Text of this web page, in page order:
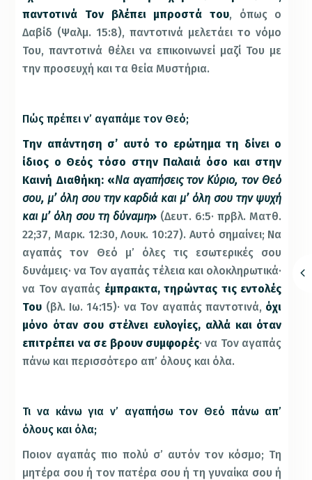
παντοτινά Τον βλέπει μπροστά του, όπως ο
Δαβίδ (Ψαλμ. 15:8), παντοτινά μελετάει το νόμο
Του, παντοτινά θέλει να επικοινωνεί μαζί Του με
την προσευχή και τα θεία Μυστήρια.
Πώς πρέπει ν’ αγαπάμε τον Θεό;
Την απάντηση σ’ αυτό το ερώτημα τη δίνει ο
ίδιος ο Θεός τόσο στην Παλαιά όσο και στην
Καινή Διαθήκη: «Να αγαπήσεις τον Κύριο, τον Θεό
σου, μ’ όλη σου την καρδιά και μ’ όλη σου την ψυχή
και μ’ όλη σου τη δύναμη»(Δευτ. 6:5· πρβλ. Ματθ.
22;37, Μαρκ. 12:30, Λουκ. 10:27). Αυτό σημαίνει; Να
αγαπάς τον Θεό μ’ όλες τις εσωτερικές σου
δυνάμεις· να Τον αγαπάς τέλεια και ολοκληρωτικά·
να Τον αγαπάς έμπρακτα, τηρώντας τις εντολές
Του (βλ. Ιω. 14:15)· να Τον αγαπάς παντοτινά, όχι
μόνο όταν σου στέλνει ευλογίες, αλλά και όταν
επιτρέπει να σε βρουν συμφορές· να Τον αγαπάς
πάνω και περισσότερο απ’ όλους και όλα.
Τι να κάνω για ν’ αγαπήσω τον Θεό πάνω απ’
όλους και όλα;
Ποιον αγαπάς πιο πολύ σ’ αυτόν τον κόσμο; Τη
μητέρα σου ή τον πατέρα σου ή τη γυναίκα σου ή